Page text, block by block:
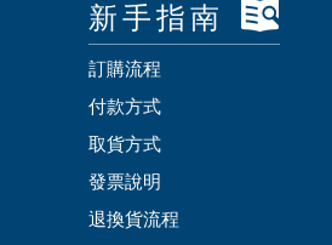
新手指南
訂購流程
付款方式
取貨方式
發票說明
退換貨流程